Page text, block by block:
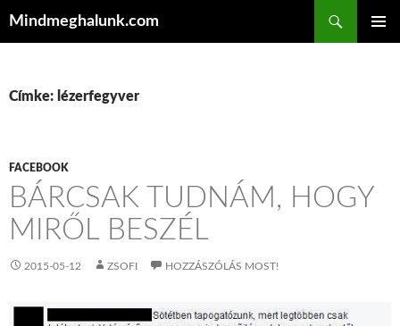
Mindmeghalunk.com
Címke: lézerfegyver
FACEBOOK
BÁRCSAK TUDNÁM, HOGY
MIRŐL BESZÉL
2015-05-12 ZSOFI HOZZÁSZÓLÁS MOST!